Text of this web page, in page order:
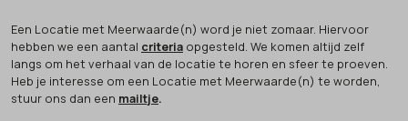
Een Locatie met Meerwaarde(n) word je niet zomaar. Hiervoor
hebben we een aantal criteria opgesteld. We komen altijd zelf
langs om het verhaal van de locatie te horen en sfeer te proeven.
Heb je interesse om een Locatie met Meerwaarde(n) te worden,
stuur ons dan een mailtje.